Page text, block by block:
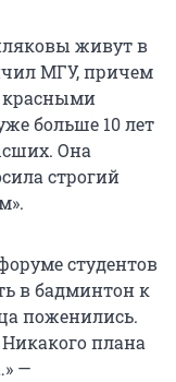
живут в
МГУ, причем
красными
больше 10 лет
Она
строгий
студентов
в бадминтон к
поженились.
плана
—